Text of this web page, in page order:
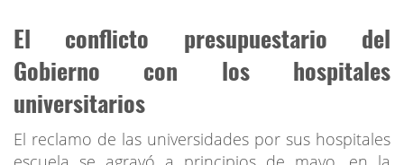
El conflicto presupuestario del
Gobierno con los hospitales
universitarios
El reclamo de las universidades por sus hospitales